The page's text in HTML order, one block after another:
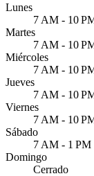
Lunes
7 AM - 10
Martes
7 AM - 10
Miércoles
7 AM - 10
Jueves
7 AM - 10
Viernes
7 AM - 10
Sábado
7 AM - 1 PM
Domingo
Cerrado